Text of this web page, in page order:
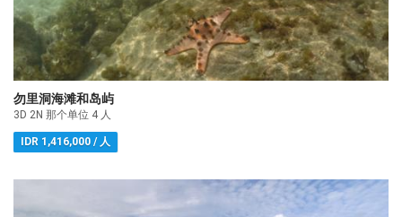
勿里洞海滩和岛屿
3D 2N 那个单位 4 人
IDR 1,416,000 / 人